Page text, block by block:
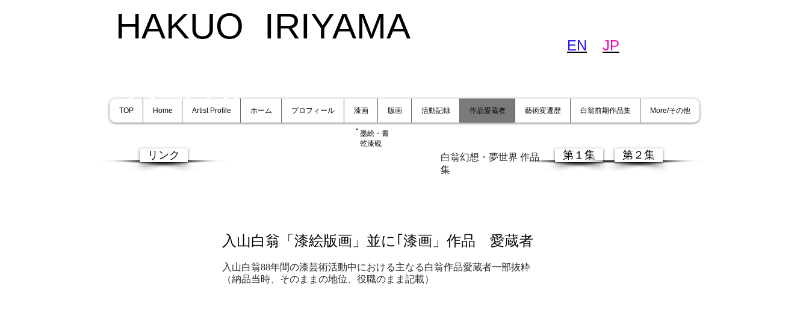
HAKUO IRIYAMA EN JP
TOP Home Artist Profile ホーム プロフィール 漆画 版画 活動記録 作品愛蔵者 藝術変遷歴 白翁前期作品集 More/その他
リンク
墨絵・書
乾漆硯
白翁幻想・夢世界 作品
集
第１集 第２集
入山白翁「漆絵版画」並に｢漆画」作品 愛蔵者
入山白翁88年間の漆芸術活動中における主なる白翁作品愛蔵者一部抜粋
（納品当時、そのままの地位、役職のまま記載）